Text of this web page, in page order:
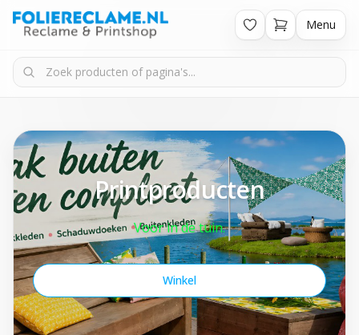
Menu
Printproducten
Voor in de tuin.
Winkel